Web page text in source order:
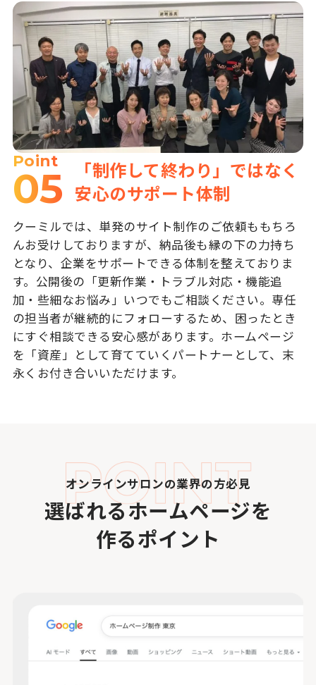
Point
05
「制作して終わり」ではなく
安心のサポート体制
クーミルでは、単発のサイト制作のご依頼ももちろ
んお受けしておりますが、納品後も縁の下の力持ち
となり、企業をサポートできる体制を整えておりま
す。公開後の「更新作業・トラブル対応・機能追
加・些細なお悩み」いつでもご相談ください。専任
の担当者が継続的にフォローするため、困ったとき
にすぐ相談できる安心感があります。ホームページ
を「資産」として育てていくパートナーとして、末
永くお付き合いいただけます。
オンラインサロンの業界の方必見
選ばれるホームページを
作るポイント